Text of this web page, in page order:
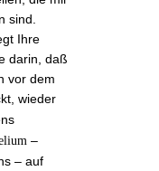
sind.
Ihre
darin, daß
vor dem
wieder
‒
‒ auf